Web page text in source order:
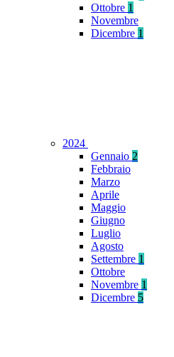
Ottobre 1
Novembre
Dicembre 1
2024
Gennaio 2
Febbraio
Marzo
Aprile
Maggio
Giugno
Luglio
Agosto
Settembre 1
Ottobre
Novembre 1
Dicembre 5